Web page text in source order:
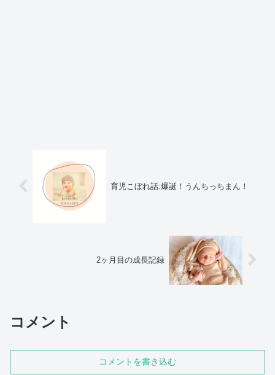
育児こぼれ話:爆誕！うんちっちまん！
2ヶ月目の成長記録
コメント
コメントを書き込む